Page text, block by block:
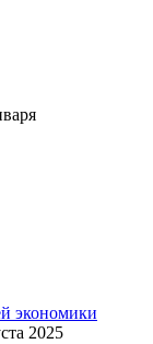
экономики
2025